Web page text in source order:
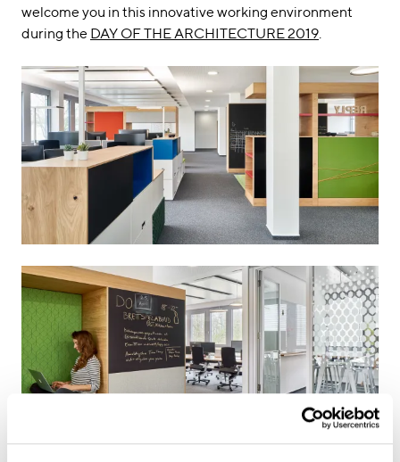
welcome you in this innovative working environment
during the DAY OF THE ARCHITECTURE 2019.